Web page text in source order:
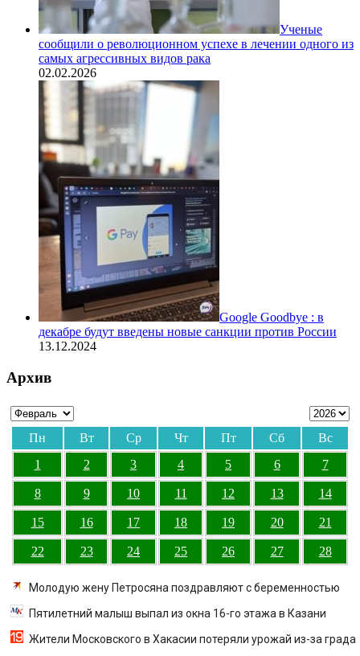
Ученые
сообщили о революционном успехе в лечении одного из
самых агрессивных видов рака
02.02.2026
Google Goodbye : в
декабре будут введены новые санкции против России
13.12.2024
Архив
Пн Вт Ср Чт Пт Сб
Вс
1
2 3 4 5 6 7
8 9 10 11 12 13 14
15 16 17 18 19 20 21
22 23 24 25 26 27 28
Молодую жену Петросяна поздравляют с беременностью
Пятилетний малыш выпал из окна 16-го этажа в Казани
Жители Московского в Хакасии потеряли урожай из-за града